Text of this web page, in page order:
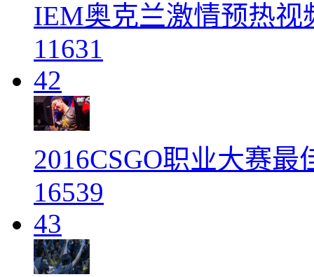
IEM奥克兰激情预热视
11631
42
2016CSGO职业大赛
16539
43